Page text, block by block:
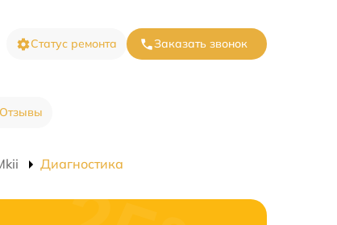
Статус ремонта Заказать звонок
Отзывы
Диагностика